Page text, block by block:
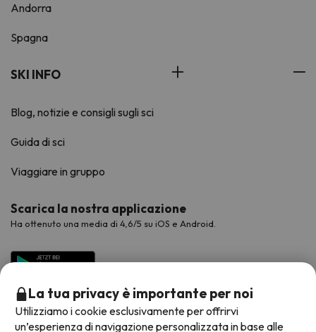
Andorra
Spagna
SKI INFO
Blog, notizie e consigli sugli sci
Guida di sci
Viaggiare in gruppo
Scarica la nostra applicazione
Ha ottenuto una media di 4,6/5 su iOS e Android.
La tua privacy è importante per noi
Utilizziamo i cookie esclusivamente per offrirvi
un’esperienza di navigazione personalizzata in base alle